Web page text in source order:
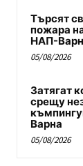
Търсят
пожара
НАП-
05/08/2026
Затягат
срещу
Варна
05/08/2026